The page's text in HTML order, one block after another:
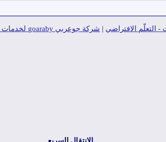
- التعلّم الافتراضي | شركة جوعربي goaraby لخدمات السيو seo